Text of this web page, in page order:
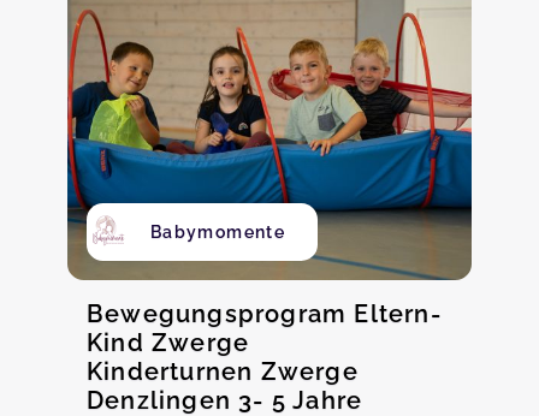
Babymomente
Bewegungsprogram Eltern-
Kind Zwerge
Kinderturnen Zwerge
Denzlingen 3- 5 Jahre